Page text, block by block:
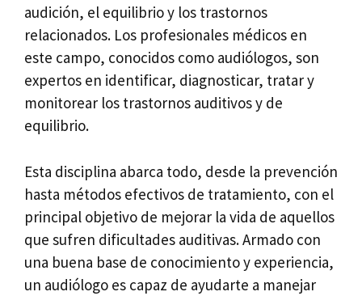
audición, el equilibrio y los trastornos
relacionados. Los profesionales médicos en
este campo, conocidos como audiólogos, son
expertos en identificar, diagnosticar, tratar y
monitorear los trastornos auditivos y de
equilibrio.
Esta disciplina abarca todo, desde la prevención
hasta métodos efectivos de tratamiento, con el
principal objetivo de mejorar la vida de aquellos
que sufren dificultades auditivas. Armado con
una buena base de conocimiento y experiencia,
un audiólogo es capaz de ayudarte a manejar